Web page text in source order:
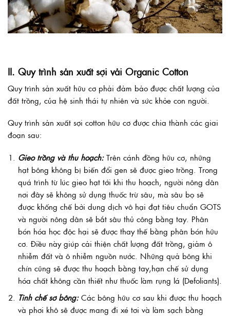
II. Quy trình sản xuất sợi vải Organic Cotton
Quy trình sản xuất hữu cơ phải đảm bảo được chất lượng của
đất trồng, của hệ sinh thái tự nhiên và sức khỏe con người.
Quy trình sản xuất sợi cotton hữu cơ được chia thành các giai
đoạn sau:
Gieo trồng và thu hoạch: Trên cánh đồng hữu cơ, những
hạt bông không bị biến đổi gen sẽ được gieo trồng. Trong
quá trình từ lúc gieo hạt tới khi thu hoạch, người nông dân
nơi đây sẽ không sử dụng thuốc trừ sâu, mà sâu bọ sẽ
được khống chế bởi dung dịch vô hại đạt tiêu chuẩn GOTS
và người nông dân sẽ bắt sâu thủ công bằng tay. Phân
bón hóa học độc hại sẽ được thay thế bằng phân bón hữu
cơ. Điều này giúp cải thiện chất lượng đất trồng, giảm ô
nhiễm đất và ô nhiễm nguồn nước. Những quả bông khi
chín cũng sẽ được thu hoạch bằng tay,hạn chế sử dụng
hóa chất không cần thiết như thuốc làm rụng lá (Defoliants).
Tinh chế sơ bông: Các bông hữu cơ sau khi được thu hoạch
và phơi khô sẽ được mang đi xé tơi và làm sạch bằng